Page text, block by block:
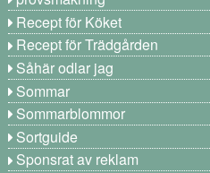
Recept för Köket
Recept för Trädgården
Såhär odlar jag
Sommar
Sommarblommor
Sortguide
Sponsrat av reklam